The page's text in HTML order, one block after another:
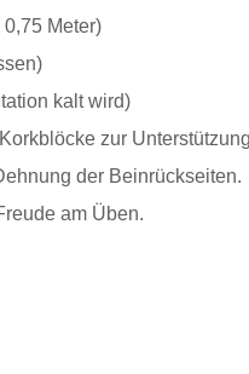
Meter)
kalt wird)
zur
der Beinrückseiten.
am Üben.